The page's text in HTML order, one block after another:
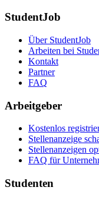
StudentJob
Über StudentJob
Arbeiten bei
Kontakt
Partner
FAQ
Arbeitgeber
Kostenlos
Stellenanzeige
Stellenanzeigen
FAQ für
Studenten